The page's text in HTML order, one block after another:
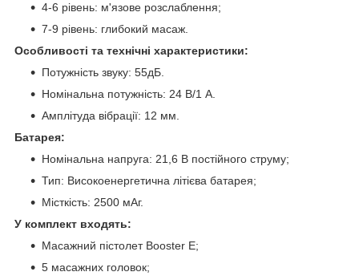
4-6 рівень: м'язове розслаблення;
7-9 рівень: глибокий масаж.
Особливості та технічні характеристики:
Потужність звуку: 55дБ.
Номінальна потужність: 24 В/1 А.
Амплітуда вібрації: 12 мм.
Батарея:
Номінальна напруга: 21,6 В постійного струму;
Тип: Високоенергетична літієва батарея;
Місткість: 2500 мАг.
У комплект входять:
Масажний пістолет Booster E;
5 масажних головок;